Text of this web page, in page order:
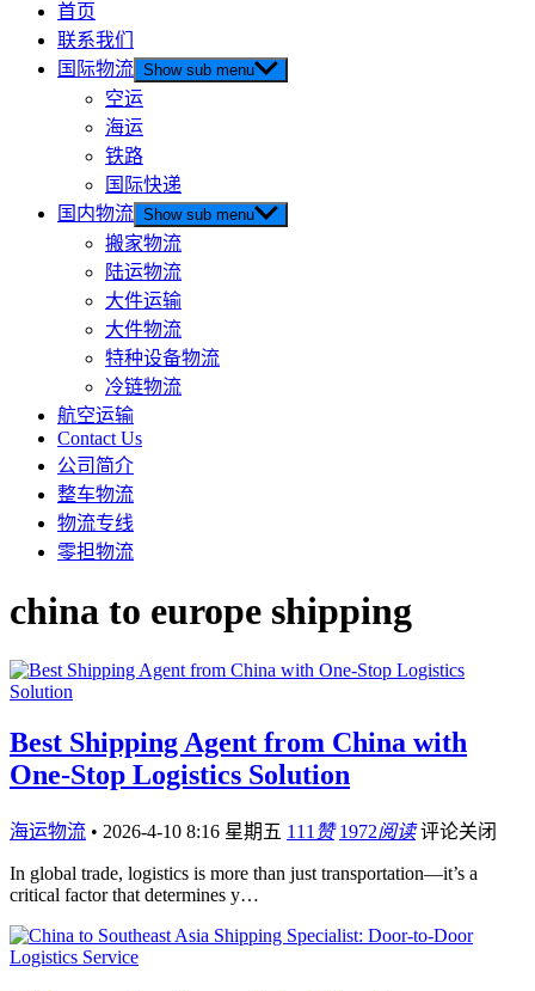
首页
联系我们
国际物流 Show sub menu
空运
海运
铁路
国际快递
国内物流 Show sub menu
搬家物流
陆运物流
大件运输
大件物流
特种设备物流
冷链物流
航空运输
Contact Us
公司简介
整车物流
物流专线
零担物流
china to europe shipping
Best Shipping Agent from China with
One-Stop Logistics Solution
海运物流 • 2026-4-10 8:16 星期五 111 赞 1972阅读 评论关闭
In global trade, logistics is more than just transportation—it’s a
critical factor that determines y…